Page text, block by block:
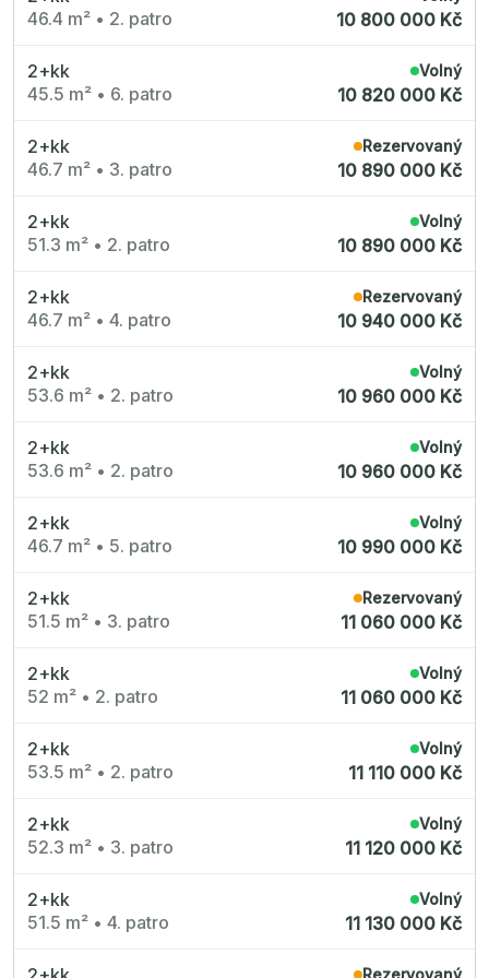
46.4 m² • 2. patro 10 800 000 Kč
2+kk
45.5 m² • 6. patro
Volný
10 820 000 Kč
2+kk
46.7 m² • 3. patro
Rezervovaný
10 890 000 Kč
2+kk
51.3 m² • 2. patro
Volný
10 890 000 Kč
2+kk
46.7 m² • 4. patro
Rezervovaný
10 940 000 Kč
2+kk
53.6 m² • 2. patro
Volný
10 960 000 Kč
2+kk
53.6 m² • 2. patro
Volný
10 960 000 Kč
2+kk
46.7 m² • 5. patro
Volný
10 990 000 Kč
2+kk
51.5 m² • 3. patro
Rezervovaný
11 060 000 Kč
2+kk
52 m² • 2. patro
Volný
11 060 000 Kč
2+kk
53.5 m² • 2. patro
Volný
11 110 000 Kč
2+kk
52.3 m² • 3. patro
Volný
11 120 000 Kč
2+kk
51.5 m² • 4. patro
Volný
11 130 000 Kč
Rezervovaný
Nové byty 1+kk Plzeňský kraj
Nové byty 6+kk Královehradecký kraj
Rezidence Grafická
Lihovar Smíchov Jih
Rezidence Starochodovská
JITRO
Ecovilla Uhříněves
Rezidence Okula
Nová Písnice
Dueta Kamýk
Nový byt 4+kk - Villa Chuchle
Semerínka
Hagibor Kappa
Nový byt 5+kk - Villa Chuchle
Nový byt 3+kk - VARTA
Bělehradská 29
Slavíkova 6
Střížkovský dvůr
Rezidence Cikorka
Polská 52
PORTTI Kladno II
Linea Pura